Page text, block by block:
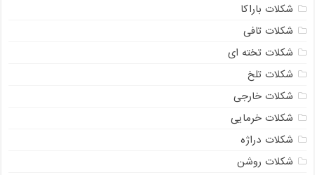
شکلات باراکا
شکلات تافی
شکلات تخته ای
شکلات تلخ
شکلات خارجی
شکلات خرمایی
شکلات دراژه
شکلات روشن